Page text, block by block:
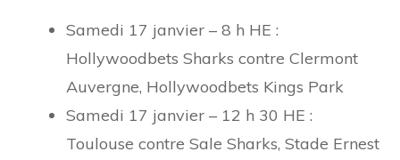
Samedi 17 janvier – 8 h HE :
Hollywoodbets Sharks contre Clermont
Auvergne, Hollywoodbets Kings Park
Samedi 17 janvier – 12 h 30 HE :
Toulouse contre Sale Sharks, Stade Ernest